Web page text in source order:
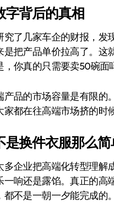
对不起胖东来，我先
国际首次！中国钙钛矿
小米涨价！K90跳上
长鑫上市只是开胃菜
耳机低音像白开水？
复古玩家狂喜：
AirTag 新版到底香不香
净利润暴跌7.7%，苏
字背后的真相
究了几家车企的财报，发
是把产品单价拉高了。这
，你真的只需要卖50碗面
产品的市场容量是有限的
家都在往高端市场挤的时
是换件衣服那么简
多企业把高端化转型理解
一响还是露馅。真正的高
不是一朝一夕能完成的。